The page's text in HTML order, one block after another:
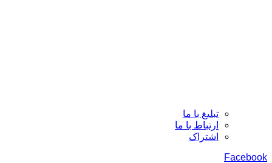
تبلیغ با ما
ارتباط با ما
اشتراک
Facebook